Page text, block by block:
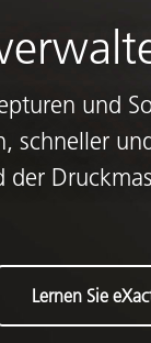
und
schneller
Lernen Sie